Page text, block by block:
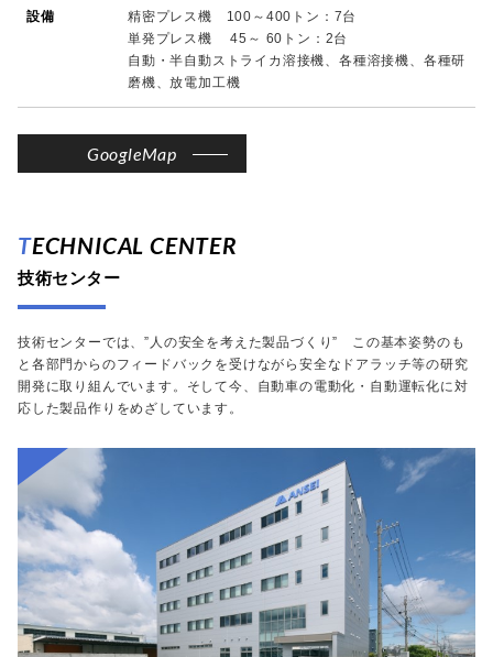
設備
精密プレス機 100～400トン：7台
単発プレス機 45～ 60トン：2台
自動・半自動ストライカ溶接機、各種溶接機、各種研
磨機、放電加工機
GoogleMap
TECHNICAL CENTER
技術センター
技術センターでは、”人の安全を考えた製品づくり” この基本姿勢のも
と各部門からのフィードバックを受けながら安全なドアラッチ等の研究
開発に取り組んでいます。そして今、自動車の電動化・自動運転化に対
応した製品作りをめざしています。